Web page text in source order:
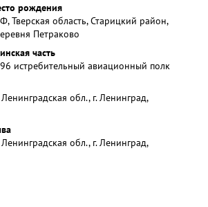
рождения
Тверская область, Старицкий район,
Петраково
часть
истребительный авиационный полк
обл., г. Ленинград,
обл., г. Ленинград,